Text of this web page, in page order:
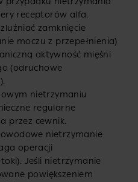
receptorów alfa.
zamknięcie
moczu z przepełnienia)
aktywność mięśni
(odruchowe
nietrzymaniu
regularne
przez cewnik.
nietrzymanie
operacji
Jeśli nietrzymanie
powiększeniem